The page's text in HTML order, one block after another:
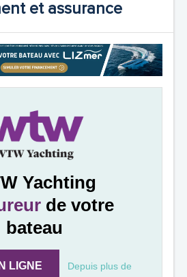
et assurance
Yachting
de votre
bateau
LIGNE Depuis plus de